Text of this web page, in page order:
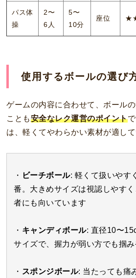
パス体
操
2〜
6人
5〜
10分
座位
使用するボールの選び
ゲームの内容に合わせて、ボール
ことも安全なレク運営のポイント
は、軽くてやわらかい素材が適して
・ ビーチボール: 軽くて扱いやす
番。大きめサイズは視認しやす
者にも向いています
・ キャンディボール: 直径10〜
サイズで、握力が弱い方でも掴
・ スポンジボール: 当たっても痛